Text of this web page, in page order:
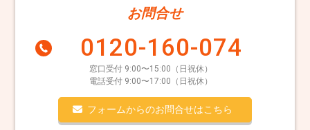
お問合せ
0120-160-074
窓口受付 9:00〜15:00（日祝休）
電話受付 9:00〜17:00（日祝休）
フォームからのお問合せはこちら